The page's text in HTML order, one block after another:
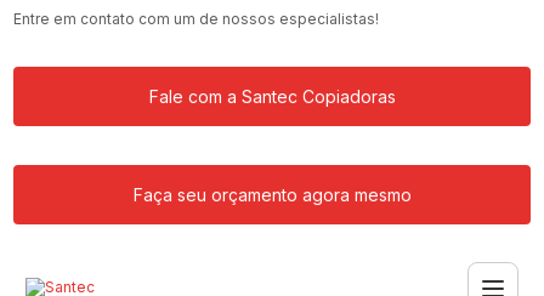
Entre em contato com um de nossos especialistas!
Fale com a Santec Copiadoras
Faça seu orçamento agora mesmo